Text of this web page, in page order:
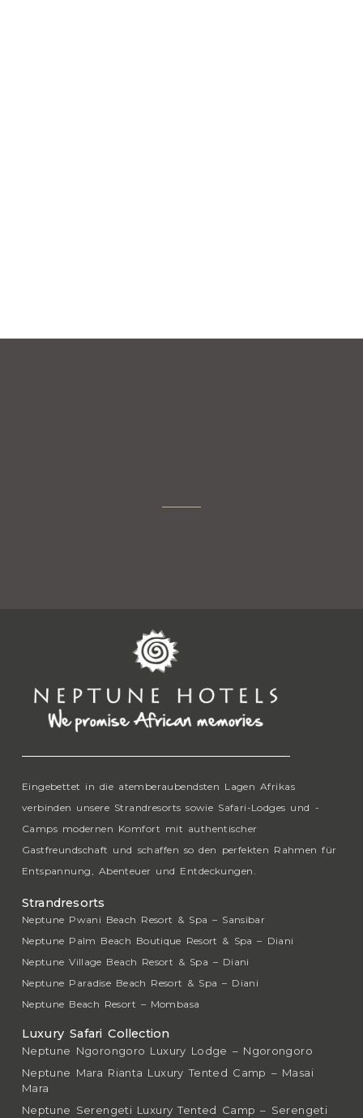
Eingebettet in die atemberaubendsten Lagen Afrikas
verbinden unsere Strandresorts sowie Safari-Lodges und -
Camps modernen Komfort mit authentischer
Gastfreundschaft und schaffen so den perfekten Rahmen für
Entspannung, Abenteuer und Entdeckungen.
Strandresorts
Neptune Pwani Beach Resort & Spa – Sansibar
Neptune Palm Beach Boutique Resort & Spa – Diani
Neptune Village Beach Resort & Spa – Diani
Neptune Paradise Beach Resort & Spa – Diani
Neptune Beach Resort – Mombasa
Luxury Safari Collection
Neptune Ngorongoro Luxury Lodge – Ngorongoro
Neptune Mara Rianta Luxury Tented Camp – Masai
Mara
Neptune Serengeti Luxury Tented Camp – Serengeti